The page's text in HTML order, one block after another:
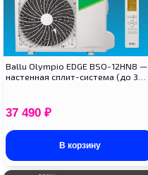
Ballu Olympio EDGE BSO-12HN8 —
настенная сплит-система (до 3…
37 490 ₽
В корзину